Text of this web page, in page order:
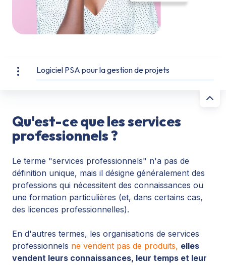
Logiciel PSA pour la gestion de projets
Qu'est-ce que les services
professionnels ?
Le terme "services professionnels" n'a pas de
définition unique, mais il désigne généralement des
professions qui nécessitent des connaissances ou
une formation particulières (et, dans certains cas,
des licences professionnelles).
En d'autres termes, les organisations de services
professionnels ne vendent pas de produits, elles
vendent leurs connaissances, leur temps et leur